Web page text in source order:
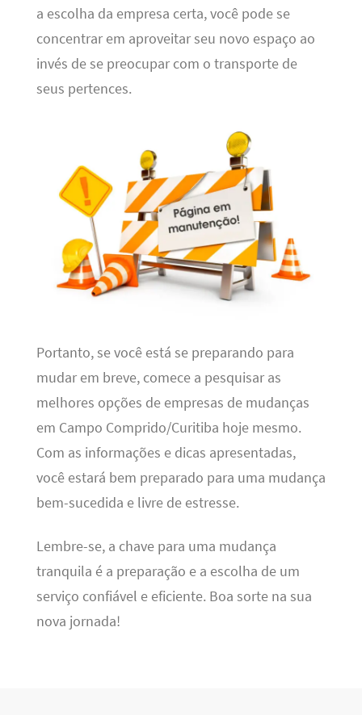
a escolha da empresa certa, você pode se
concentrar em aproveitar seu novo espaço ao
invés de se preocupar com o transporte de
seus pertences.
Portanto, se você está se preparando para
mudar em breve, comece a pesquisar as
melhores opções de empresas de mudanças
em Campo Comprido/Curitiba hoje mesmo.
Com as informações e dicas apresentadas,
você estará bem preparado para uma mudança
bem-sucedida e livre de estresse.
Lembre-se, a chave para uma mudança
tranquila é a preparação e a escolha de um
serviço confiável e eficiente. Boa sorte na sua
nova jornada!